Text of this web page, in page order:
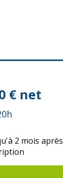
€ net
2 mois après